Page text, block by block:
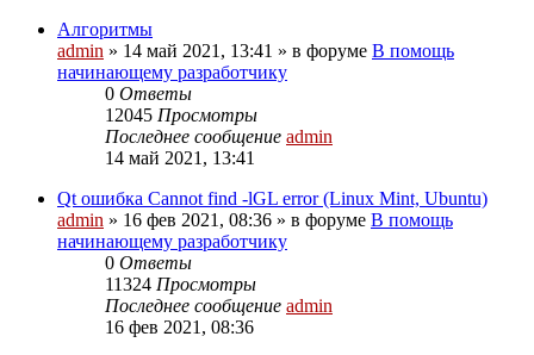
Алгоритмы
admin » 14 май 2021, 13:41 » в форуме В помощь
начинающему разработчику
0 Ответы
12045 Просмотры
Последнее сообщение admin
14 май 2021, 13:41
Qt ошибка Cannot find -lGL error (Linux Mint, Ubuntu)
admin » 16 фев 2021, 08:36 » в форуме В помощь
начинающему разработчику
0 Ответы
11324 Просмотры
Последнее сообщение admin
16 фев 2021, 08:36